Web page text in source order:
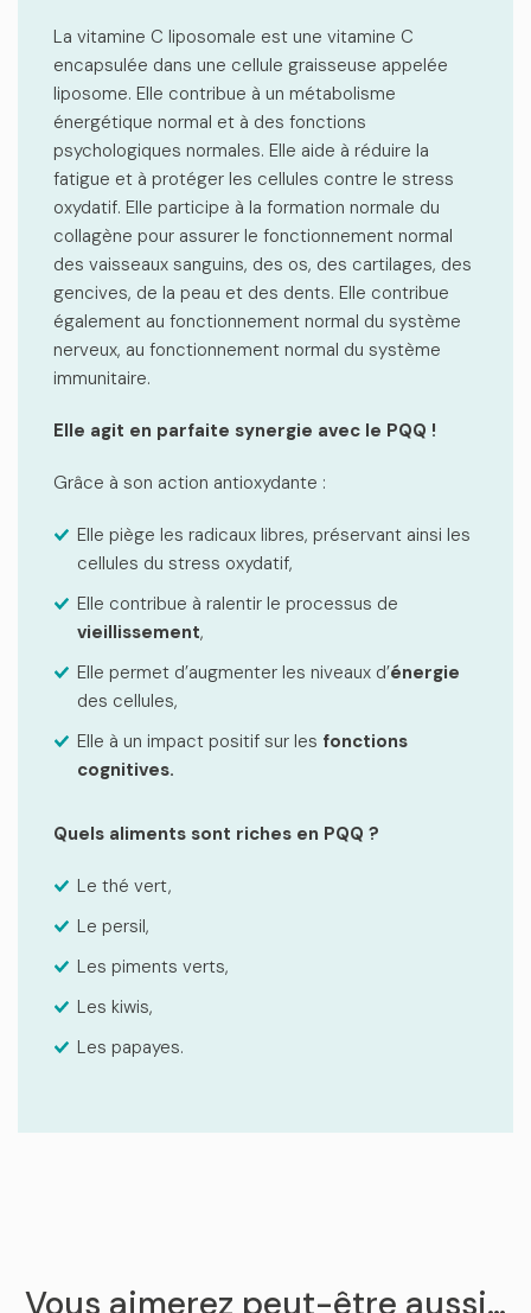
La vitamine C liposomale est une vitamine C
encapsulée dans une cellule graisseuse appelée
liposome. Elle contribue à un métabolisme
énergétique normal et à des fonctions
psychologiques normales. Elle aide à réduire la
fatigue et à protéger les cellules contre le stress
oxydatif. Elle participe à la formation normale du
collagène pour assurer le fonctionnement normal
des vaisseaux sanguins, des os, des cartilages, des
gencives, de la peau et des dents. Elle contribue
également au fonctionnement normal du système
nerveux, au fonctionnement normal du système
immunitaire.
Elle agit en parfaite synergie avec le PQQ !
Grâce à son action antioxydante :
Elle piège les radicaux libres, préservant ainsi les
cellules du stress oxydatif,
Elle contribue à ralentir le processus de
vieillissement,
Elle permet d’augmenter les niveaux d’énergie
des cellules,
Elle à un impact positif sur les fonctions
cognitives.
Quels aliments sont riches en PQQ ?
Le thé vert,
Le persil,
Les piments verts,
Les kiwis,
Les papayes.
Vous aimerez peut-être aussi…